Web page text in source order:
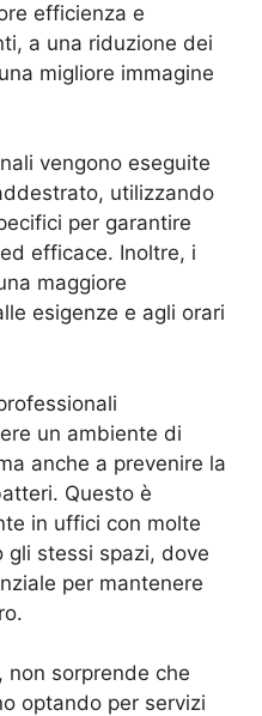
efficienza e
a una riduzione dei
migliore immagine
vengono eseguite
utilizzando
per garantire
efficace. Inoltre, i
maggiore
esigenze e agli orari
un ambiente di
anche a prevenire la
Questo è
in uffici con molte
gli stessi spazi, dove
per mantenere
sorprende che
optando per servizi